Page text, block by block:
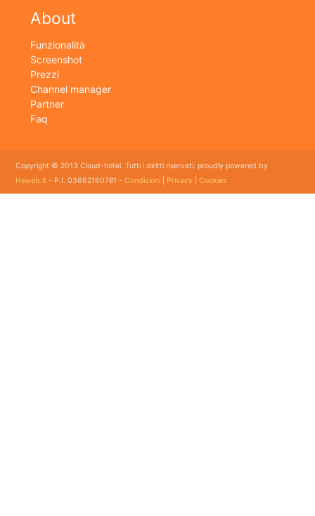
About
Funzionalità
Screenshot
Prezzi
Channel manager
Partner
Faq
Copyright © 2013 Cloud-hotel. Tutti i diritti riservati. proudly powered by
Hsweb.it - P.I. 03662160781 -Condizioni Privacy |Cookies